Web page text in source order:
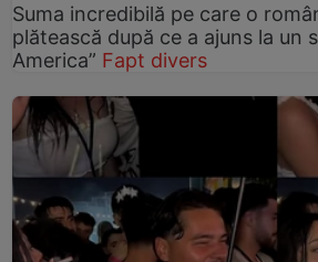
Suma incredibilă pe care o
plătească după ce a ajuns la un
America” Fapt divers